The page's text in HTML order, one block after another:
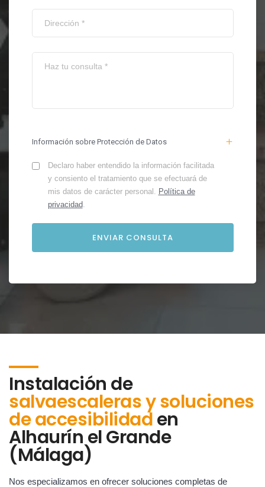
Información sobre Protección de Datos
Declaro haber entendido la información facilitada
y consiento el tratamiento que se efectuará de
mis datos de carácter personal. Política de
privacidad.
Instalación de
salvaescaleras y soluciones
de accesibilidaden
Alhaurín el Grande
(Málaga)
Nos especializamos en ofrecer soluciones completas de